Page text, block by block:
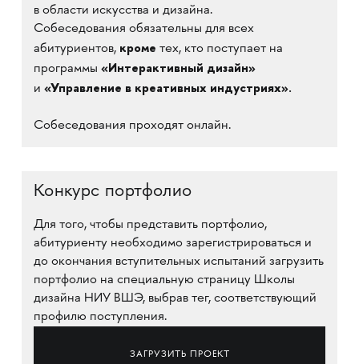
в области искусства и дизайна.
Собеседования обязательны для всех
абитуриентов, кроме тех, кто поступает на
программы «Интерактивный дизайн»
и «Управление в креативных индустриях».
Собеседования проходят онлайн.
Конкурс портфолио
Для того, чтобы представить портфолио,
абитуриенту необходимо зарегистрироваться и
до окончания вступительных испытаний загрузить
портфолио на специальную страницу Школы
дизайна НИУ ВШЭ, выбрав тег, соответствующий
профилю поступления.
ЗАГРУЗИТЬ ПРОЕКТ